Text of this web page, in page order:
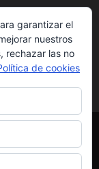
garantizar el
nuestros
rechazar las no
de cookies